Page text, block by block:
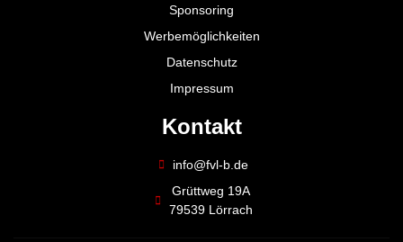
Sponsoring
Werbemöglichkeiten
Datenschutz
Impressum
Kontakt
info@fvl-b.de
Grüttweg 19A
79539 Lörrach